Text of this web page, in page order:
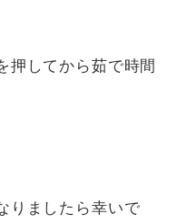
押してから茹で時間
りましたら幸いで